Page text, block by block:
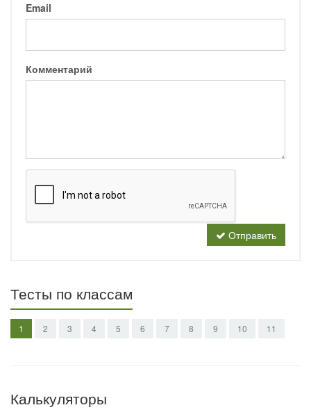
Email
Комментарий
Отправить
Тесты по классам
1 2 3 4 5 6 7 8 9 10 11
Калькуляторы